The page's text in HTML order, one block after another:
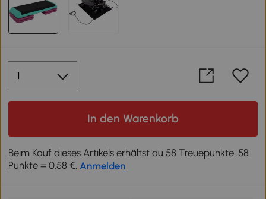
In den Warenkorb
Beim Kauf dieses Artikels erhältst du 58 Treuepunkte. 58
Punkte = 0,58 €. Anmelden